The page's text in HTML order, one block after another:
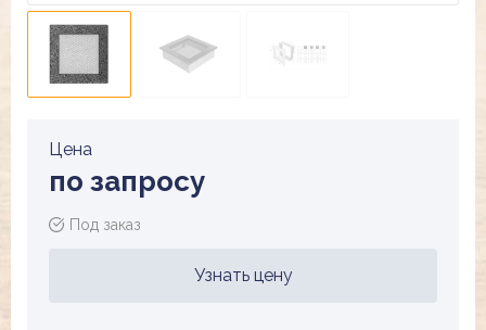
Цена
по запросу
Под заказ
Узнать цену